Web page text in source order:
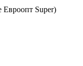
Super)